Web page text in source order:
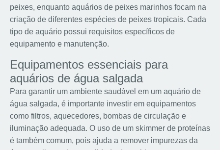
peixes, enquanto aquários de peixes marinhos focam na
criação de diferentes espécies de peixes tropicais. Cada
tipo de aquário possui requisitos específicos de
equipamento e manutenção.
Equipamentos essenciais para
aquários de água salgada
Para garantir um ambiente saudável em um aquário de
água salgada, é importante investir em equipamentos
como filtros, aquecedores, bombas de circulação e
iluminação adequada. O uso de um skimmer de proteínas
é também comum, pois ajuda a remover impurezas da